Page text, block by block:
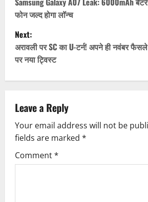
o
s
t
n
v
i
g
फोन जल्द होगा लॉन्च
Next:
अरावली पर SC का U-टर्न! अपने ही नवंबर
पर नया ट्विस्ट
Leave a Reply
Your email address will not be
fields are marked *
Comment*